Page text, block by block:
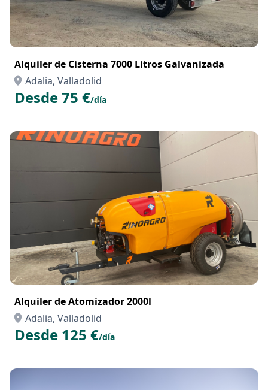
Alquiler de Cisterna 7000 Litros Galvanizada
Adalia, Valladolid
Desde 75 €/día
Alquiler de Atomizador 2000l
Adalia, Valladolid
Desde 125 €/día